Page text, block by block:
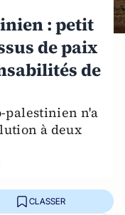
: petit
de paix
de
palestinien n'a
à deux
CLASSER